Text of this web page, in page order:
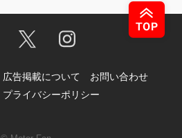
広告掲載について
お問い合わせ
プライバシーポリシー